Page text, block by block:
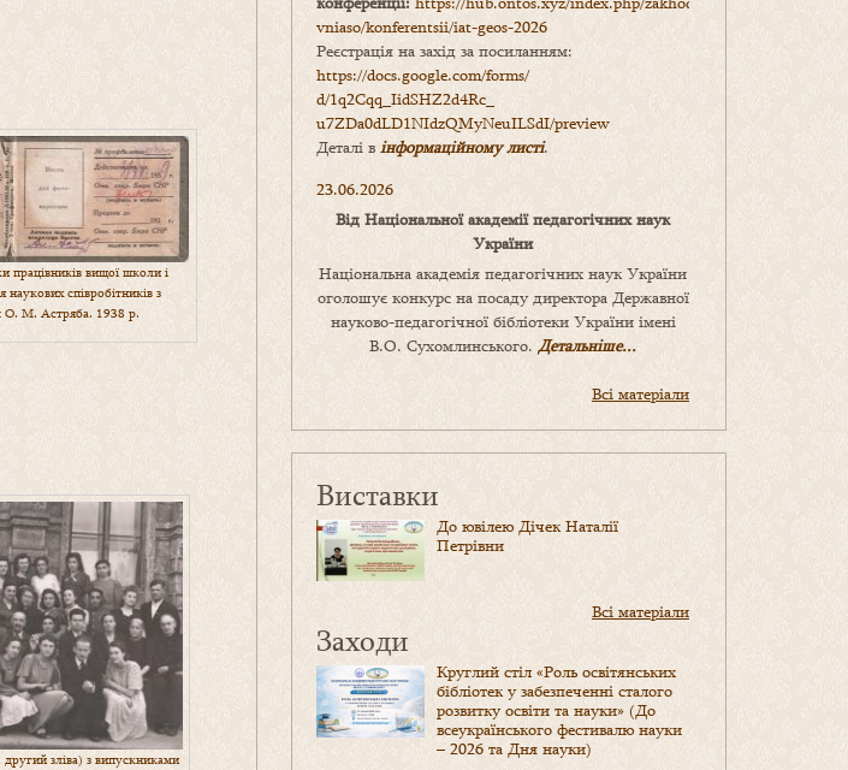
працівників вищої школи і
наукових співробітників з
О. М. Астряба. 1938 р.
зліва) з випускниками
vniaso/konferentsii/iat-geos-2026
Реєстрація на захід за посиланням:
https://docs.google.com/forms/
d/1q2Cqq_IidSHZ2d4Rc_
u7ZDa0dLD1NIdzQMyNeuILSdI/preview
Деталі в інформаційному листі.
23.06.2026
Від Національної академії педагогічних наук
України
Національна академія педагогічних наук України
оголошує конкурс на посаду директора Державної
науково-педагогічної бібліотеки України імені
В.О. Сухомлинського. Детальніше...
Всі матеріали
Виставки
До ювілею Дічек Наталії
Петрівни
Всі матеріали
Заходи
Круглий стіл «Роль освітянських
бібліотек у забезпеченні сталого
розвитку освіти та науки» (До
всеукраїнського фестивалю науки
– 2026 та Дня науки)